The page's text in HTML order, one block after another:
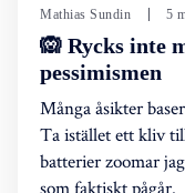
Mathias Sundin 5
🙉 Rycks inte
pessimismen
Många åsikter
Ta istället ett kliv
batterier zoomar
som faktiskt pågår.